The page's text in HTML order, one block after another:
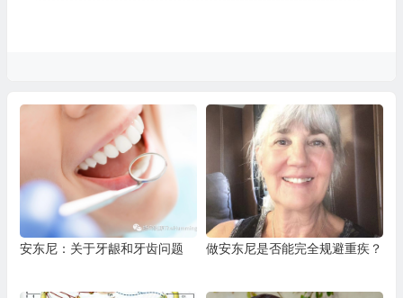
安东尼：关于牙龈和牙齿问题 做安东尼是否能完全规避重疾？